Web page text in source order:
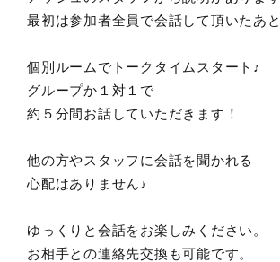
最初は参加者全員で会話して頂いたあと
個別ルームでトークタイムスタート♪
グループか１対１で
約５分間お話していただきます！
他の方やスタッフに会話を聞かれる
心配はありません♪
ゆっくりと会話をお楽しみください。
お相手との連絡先交換も可能です。